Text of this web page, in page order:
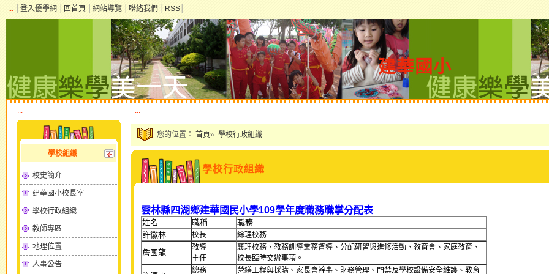
::: 登入優學網 回首頁 網站導覽 聯絡我們 RSS
建華國小
:::
學校組織
校史簡介
建華國小校長室
學校行政組織
教師專區
地理位置
人事公告
:::
您的位置： 首頁» 學校行政組織
學校行政組織
雲林縣四湖鄉建華國民小學109學年度職務職掌分配表
姓名 職稱
職務
許徽林
校長 綜理校務
詹國龍
教導
主任
襄理校務、教務訓導業務督導、分配研習與進修活動、教育會、家庭教育、
校長臨時交辦事項。
總務 營繕工程與採購、家長會幹事、財務管理、門禁及學校設備安全維護、教育